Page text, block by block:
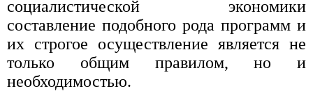
социалистической экономики
составление подобного рода программ и
их строгое осуществление является не
только общим правилом, но и
необходимостью.